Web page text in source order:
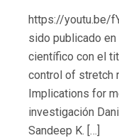
https://youtu.be/
sido publicado
científico con el
control of stretch
Implications for
investigación
Sandeep K. […]